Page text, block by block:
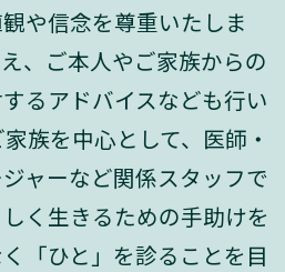
や信念を尊重いたしま
、ご本人やご家族からの
るアドバイスなども行い
族を中心として、医師・
ャーなど関係スタッフで
く生きるための手助けを
「ひと」を診ることを目